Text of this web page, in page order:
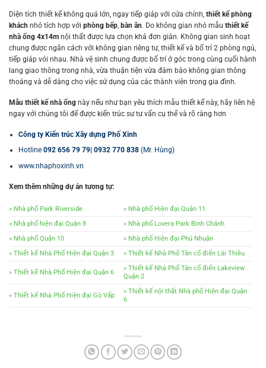
Diện tích thiết kế không quá lớn, ngay tiếp giáp với cửa chính, thiết kế phòng
khách nhỏ tích hợp với phòng bếp bàn ăn. Do không gian nhỏ mẫu thiết kế
nhà ống 4x14m nội thất được lựa chọn khá đơn giản. Không gian sinh hoạt
chung được ngăn cách với không gian riêng tư, thiết kế và bố trí 2 phòng ngủ,
tiếp giáp vói nhau. Nhà vệ sinh chung được bố trí ở góc trong cùng cuối hành
lang giao thông trong nhà, vừa thuận tiện vừa đảm bảo không gian thông
thoáng và dễ dàng cho việc sử dụng của các thành viên trong gia đình.
Mẫu thiết kế nhà ống này nếu như bạn yêu thích mẫu thiết kế này, hãy liên hệ
ngay với chúng tôi để được kiến trúc sư tư vấn cụ thể và rõ ràng hơn
Công ty Kiến trúc Xây dựng Phố Xinh
Hotline092 656 79 79 | 0932 770 838 (Mr. Hùng)
www.nhaphoxinh.vn
Xem thêm những dự án tương tự:
» Nhà phố Park Riverside
» Nhà phố Hiện đại Quận 11
» Nhà phố hiện đại Quận 8
» Nhà phố Lovera Park Bình Chánh
» Nhà phố Quận 10
» Nhà phố Hiện đại Phú Nhuận
» Thiết kế Nhà Phố Hiện đại Quận 3
» Thiết kế Nhà Phố Tân cổ điển Lái Thiêu
» Thiết kế Nhà Phố Hiện đại Quận 6
» Thiết kế Nhà Phố Tân cổ điển Lakeview
Quận 2
» Thiết kế Nhà Phố Hiện đại Gò Vấp
» Thiết kế nội thất Nhà phố Hiện đại Quận
6